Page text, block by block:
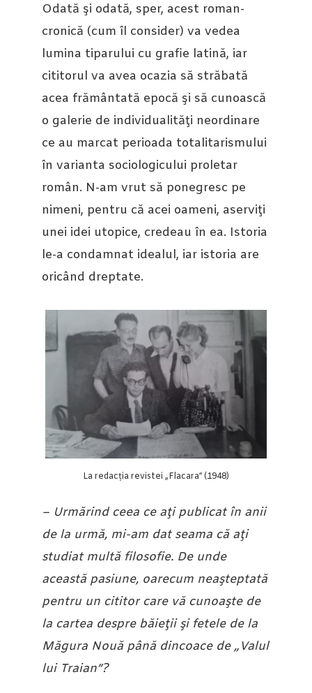
Odată şi odată, sper, acest roman-
cronică (cum îl consider) va vedea
lumina tiparului cu grafie latină, iar
cititorul va avea ocazia să străbată
acea frământată epocă şi să cunoască
o galerie de individualităţi neordinare
ce au marcat perioada totalitarismului
în varianta sociologicului proletar
român. N-am vrut să ponegresc pe
nimeni, pentru că acei oameni, aserviţi
unei idei utopice, credeau în ea. Istoria
le-a condamnat idealul, iar istoria are
oricând dreptate.
La redacția revistei „Flacara” (1948)
– Urmărind ceea ce aţi publicat în anii
de la urmă, mi-am dat seama că aţi
studiat multă filosofie. De unde
această pasiune, oarecum neaşteptată
pentru un cititor care vă cunoaşte de
la cartea despre băieţii şi fetele de la
Măgura Nouă până dincoace de „Valul
lui Traian”?